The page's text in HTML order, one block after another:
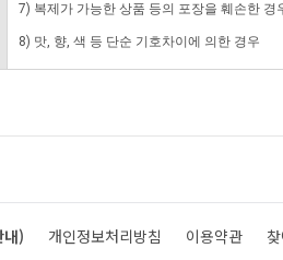
7) 복제가 가능한 상품 등의 포장을 훼손한 경
8) 맛, 향, 색 등 단순 기호차이에 의한 경우
내) 개인정보처리방침 이용약관